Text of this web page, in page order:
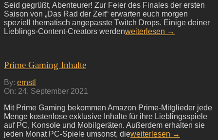
Seid gegrüßt, Abenteurer! Zur Feier des Finales der ersten
Saison von „Das Rad der Zeit“ erwarten euch morgen
speziell thematisch angepasste Twitch Drops. Einige deiner
Lieblings-Content-Creators werdenweiterlesen →
Prime Gaming Inhalte
2021-
09-
By: ernstl
On: 24. September 2021
Mit Prime Gaming bekommen Amazon Prime-Mitglieder jede
Menge kostenlose exklusive Inhalte für ihre Lieblingsspiele
auf PC, Konsole und Mobilgeräten. Außerdem erhalten sie
jeden Monat PC-Spiele umsonst, dieweiterlesen →